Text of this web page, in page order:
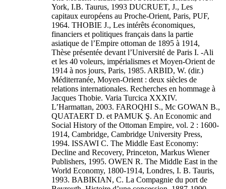
York, I.B. Taurus, 1993 DUCRUET, J., Les
capitaux européens au Proche-Orient, Paris, PUF,
1964. THOBIE J., Les intérêts économiques,
financiers et politiques français dans la partie
asiatique de l’Empire ottoman de 1895 à 1914,
Thèse présentée devant l’Université de Paris I. -Ali
et les 40 voleurs, impérialismes et Moyen-Orient de
1914 à nos jours, Paris, 1985. ARBID, W. (dir.)
Méditerranée, Moyen-Orient : deux siècles de
relations internationales. Recherches en hommage à
Jacques Thobie. Varia Turcica XXXIV.
L’Harmattan, 2003. FAROQHI S., Mc GOWAN B.,
QUATAERT D. et PAMUK Ş. An Economic and
Social History of the Ottoman Empire, vol. 2 : 1600-
1914, Cambridge, Cambridge University Press,
1994. ISSAWI C. The Middle East Economy:
Decline and Recovery, Princeton, Markus Wiener
Publishers, 1995. OWEN R. The Middle East in the
World Economy, 1800-1914, Londres, I. B. Tauris,
1993. BABIKIAN, C. La Compagnie du port de